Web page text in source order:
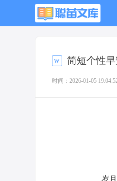
简短个性
时间：2026-01-05
生
岁